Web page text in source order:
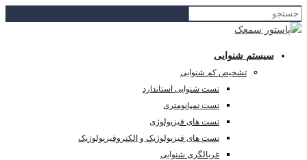
سیستم شنوایی
تشخیص کم شنوایی
تست شنوایی استاندارد
تست تمپانومتری
تست های فیزیولوژی
تست های فیزیولوژیک و الکتروفیزیولوژیک
غربالگری شنوایی